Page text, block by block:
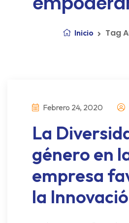
Inicio Tag
Febrero 24, 2020
La
género en
empresa
la